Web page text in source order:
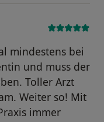
mindestens bei
und muss der
Toller Arzt
Weiter so! Mit
immer